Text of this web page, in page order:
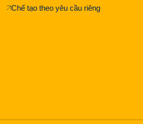
Chế tạo theo yêu cầu riêng